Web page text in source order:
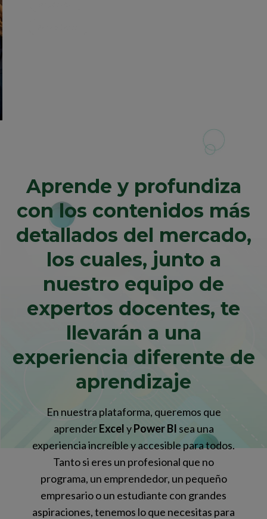
Aprende y profundiza
con los contenidos más
detallados del mercado,
los cuales, junto a
nuestro equipo de
expertos docentes, te
llevarán a una
experiencia diferente de
aprendizaje
En nuestra plataforma, queremos que
aprenderExcelyPower BI sea una
experiencia increíble y accesible para todos.
Tanto si eres un profesional que no
programa, un emprendedor, un pequeño
empresario o un estudiante con grandes
aspiraciones, tenemos lo que necesitas para